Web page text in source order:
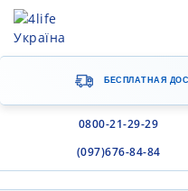
БЕСПЛАТНАЯ
0800-21-29-29
(097)676-84-84